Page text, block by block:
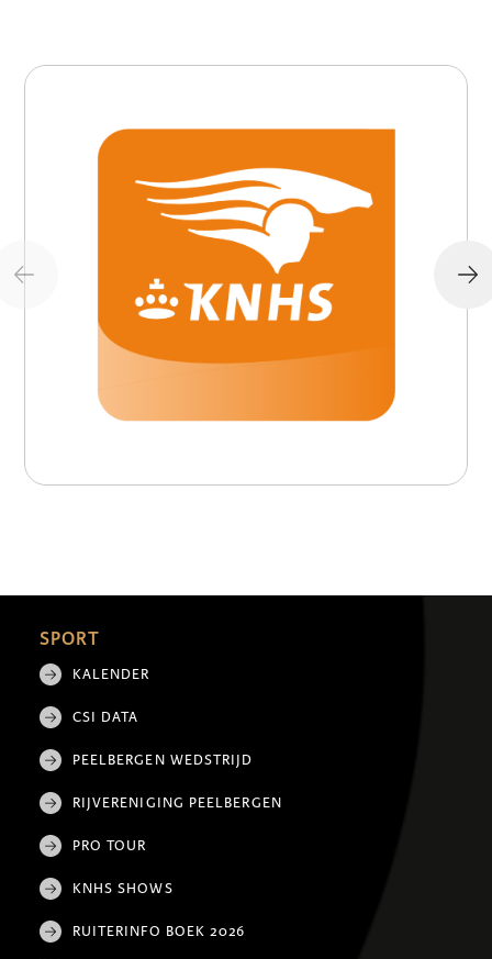
SPORT
KALENDER
CSI DATA
PEELBERGEN WEDSTRIJD
RIJVERENIGING PEELBERGEN
PRO TOUR
KNHS SHOWS
RUITERINFO BOEK 2026